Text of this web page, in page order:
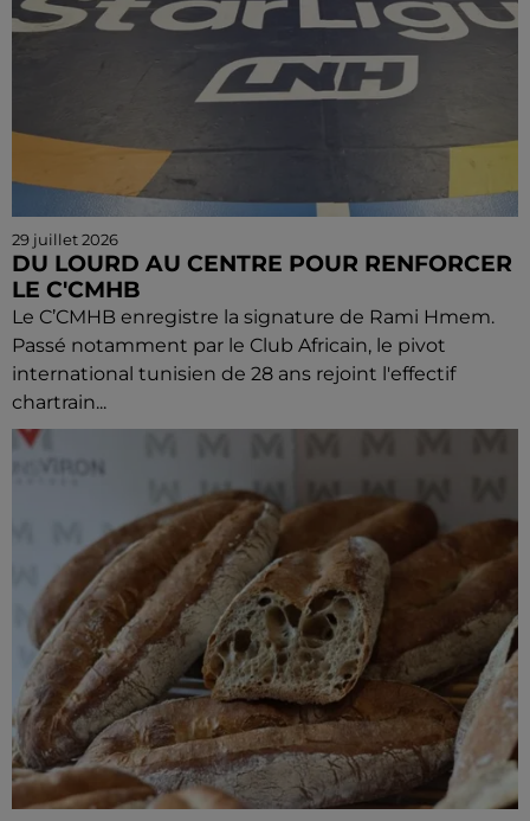
29 juillet 2026
DU LOURD AU CENTRE POUR RENFORCER
LE C'CMHB
Le C’CMHB enregistre la signature de Rami Hmem.
Passé notamment par le Club Africain, le pivot
international tunisien de 28 ans rejoint l'effectif
chartrain...